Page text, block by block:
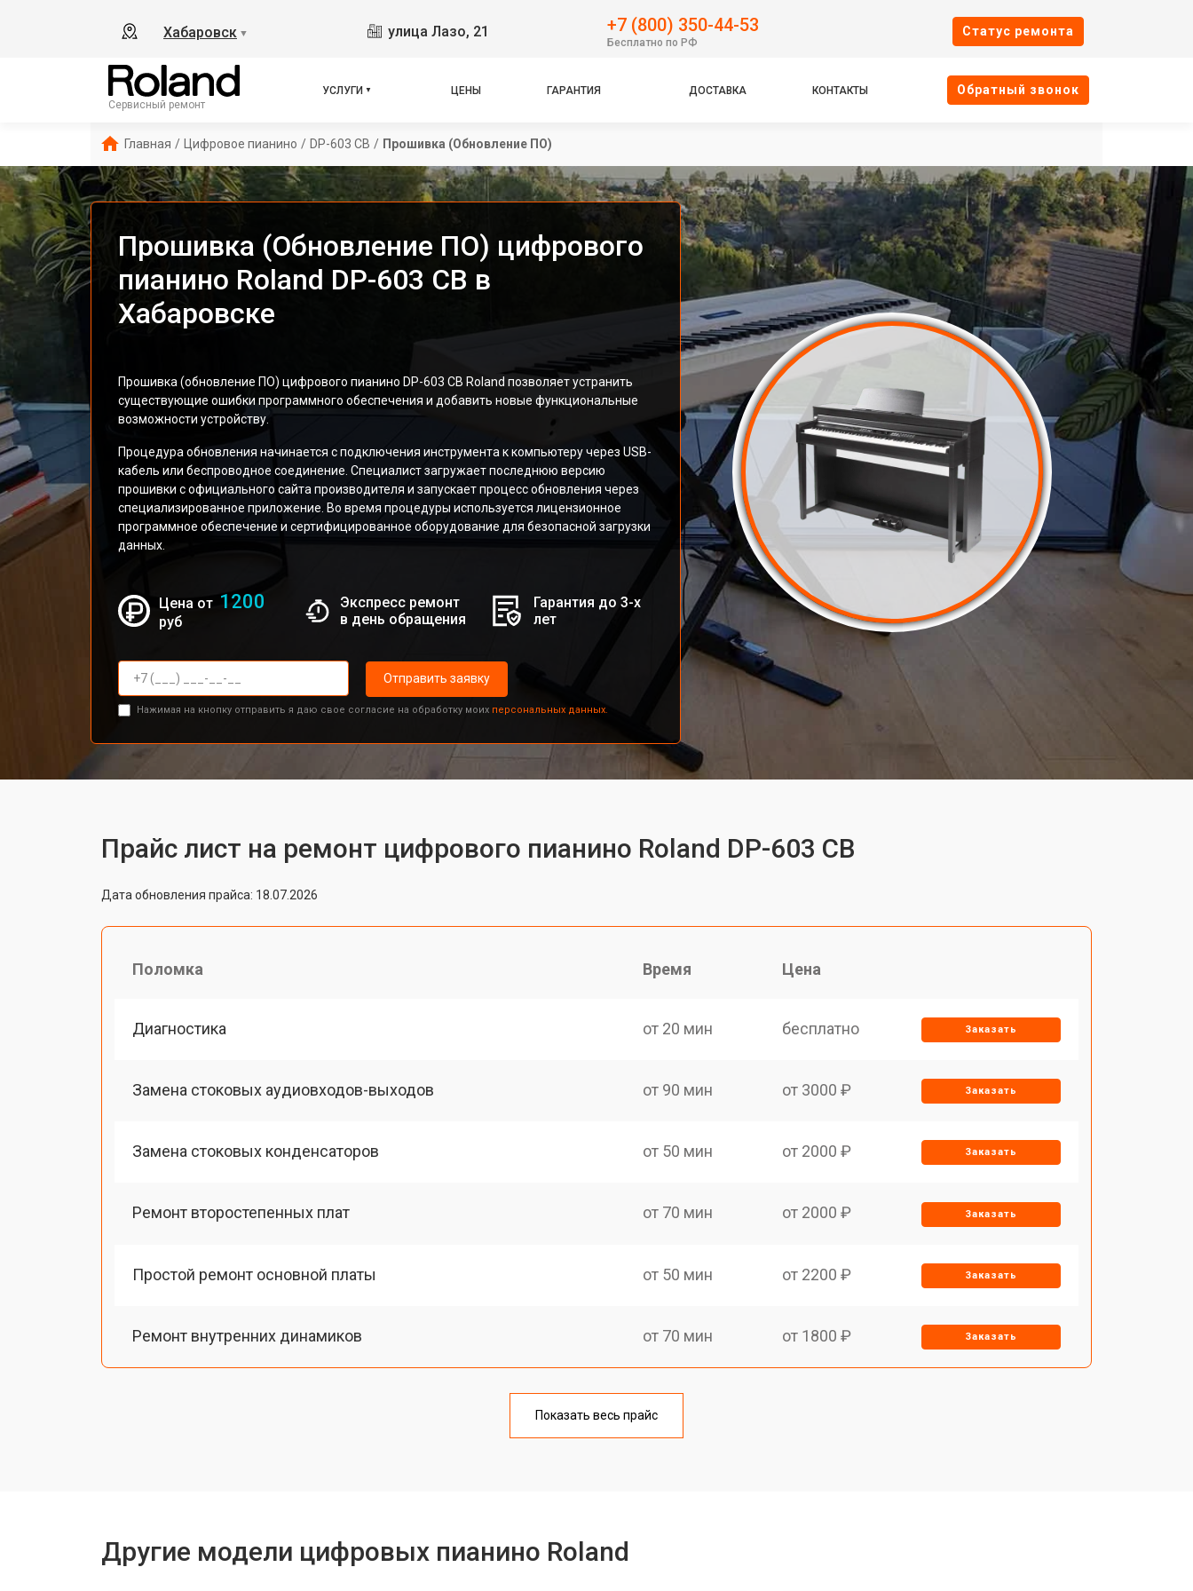
Хабаровск ▼ улица Лазо, 21 +7 (800) 350-44-53
Бесплатно по РФ
Cтатус ремонта
Сервисный ремонт
УСЛУГИ ЦЕНЫ ГАРАНТИЯ ДОСТАВКА КОНТАКТЫ Oбратный звонок
Главная / Цифровое пианино / DP-603 CB / Прошивка (Обновление ПО)
Прошивка (Обновление ПО) цифрового
пианино Roland DP-603 CB в
Хабаровске
Прошивка (обновление ПО) цифрового пианино DP-603 CB Roland позволяет устранить
существующие ошибки программного обеспечения и добавить новые функциональные
возможности устройству.
Процедура обновления начинается с подключения инструмента к компьютеру через USB-
кабель или беспроводное соединение. Специалист загружает последнюю версию
прошивки с официального сайта производителя и запускает процесс обновления через
специализированное приложение. Во время процедуры используется лицензионное
программное обеспечение и сертифицированное оборудование для безопасной загрузки
данных.
Цена от 1200
руб
Экспресс ремонт
в день обращения
Гарантия до 3-х
лет
Отправить заявку
Нажимая на кнопку отправить я даю свое согласие на обработку моих персональных данных.
Прайс лист на ремонт цифрового пианино Roland DP-603 CB
Дата обновления прайса: 18.07.2026
Поломка Время Цена
Диагностика от 20 мин бесплатно Заказать
Замена стоковых аудиовходов-выходов от 90 мин от 3000 ₽ Заказать
Замена стоковых конденсаторов от 50 мин от 2000 ₽ Заказать
Ремонт второстепенных плат от 70 мин от 2000 ₽ Заказать
Простой ремонт основной платы от 50 мин от 2200 ₽ Заказать
Ремонт внутренних динамиков от 70 мин от 1800 ₽ Заказать
от 50 мин
Показать весь прайс
Другие модели цифровых пианино Roland